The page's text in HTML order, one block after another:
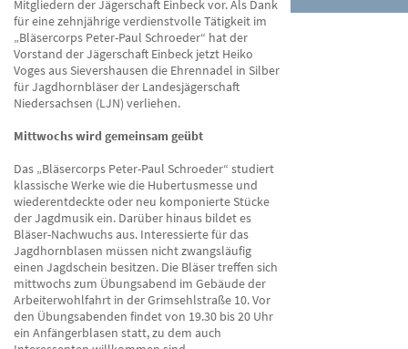
Mitgliedern der Jägerschaft Einbeck vor. Als Dank
für eine zehnjährige verdienstvolle Tätigkeit im
„Bläsercorps Peter-Paul Schroeder“ hat der
Vorstand der Jägerschaft Einbeck jetzt Heiko
Voges aus Sievershausen die Ehrennadel in Silber
für Jagdhornbläser der Landesjägerschaft
Niedersachsen (LJN) verliehen.
Mittwochs wird gemeinsam geübt
Das „Bläsercorps Peter-Paul Schroeder“ studiert
klassische Werke wie die Hubertusmesse und
wiederentdeckte oder neu komponierte Stücke
der Jagdmusik ein. Darüber hinaus bildet es
Bläser-Nachwuchs aus. Interessierte für das
Jagdhornblasen müssen nicht zwangsläufig
einen Jagdschein besitzen. Die Bläser treffen sich
mittwochs zum Übungsabend im Gebäude der
Arbeiterwohlfahrt in der Grimsehlstraße 10. Vor
den Übungsabenden findet von 19.30 bis 20 Uhr
ein Anfängerblasen statt, zu dem auch